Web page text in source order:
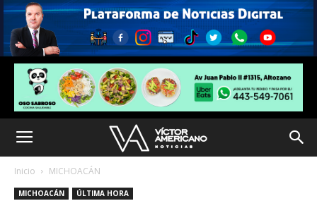
Inicio MICHOACÁN
MICHOACÁN ÚLTIMA HORA